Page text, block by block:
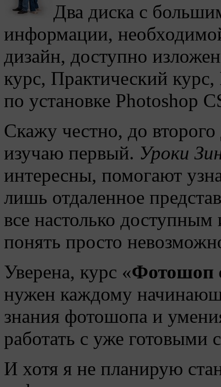
Два диска с
информации,
дизайн, доступно
курс, Практический
по установке Photoshop
Скажу честно, до
изучаю первый. Уроки
интересны, помогают
лишь отдаленное
все настолько
понять просто
Уверена, курс «Фотошоп
нужен каждому
знания фотошопа и
работать с уже готовыми
И хотя я не планирую